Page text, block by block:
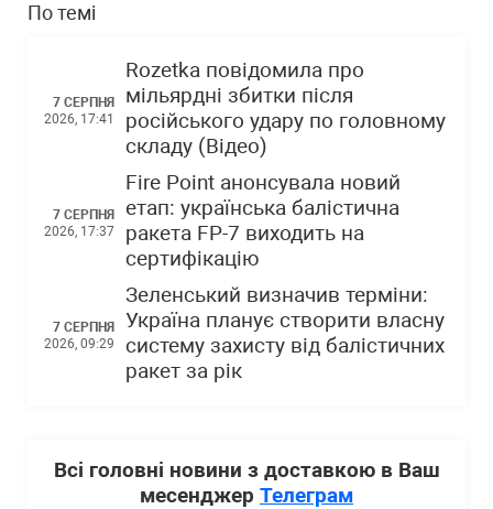
По темі
7 СЕРПНЯ
2026, 17:41
Rozetka повідомила про
мільярдні збитки після
російського удару по головному
складу (Відео)
7 СЕРПНЯ
2026, 17:37
Fire Point анонсувала новий
етап: українська балістична
ракета FP-7 виходить на
сертифікацію
7 СЕРПНЯ
2026, 09:29
Зеленський визначив терміни:
Україна планує створити власну
систему захисту від балістичних
ракет за рік
Всі головні новини з доставкою в Ваш
месенджер Телеграм